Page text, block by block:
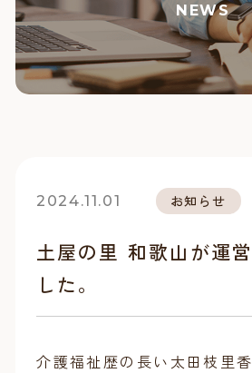
NEWS
2024.11.01 お知らせ
土屋の里 和歌山が運
した。
介護福祉歴の長い太田枝里